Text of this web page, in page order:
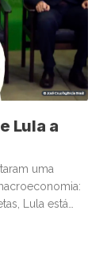
Lula a
uma
Lula está